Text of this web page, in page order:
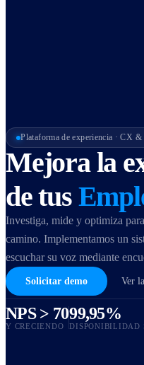
Plataforma de experiencia · CX
Mejora la
de tus
Investiga, mide y optimiza
camino. Implementamos un
escuchar su voz mediante
Solicitar demo Ver
NPS > 70
Y CRECIENDO
99,95%
DISPONIBILIDAD